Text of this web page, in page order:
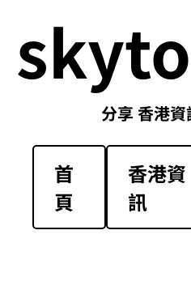
分享 香港
首
頁
香港資
訊